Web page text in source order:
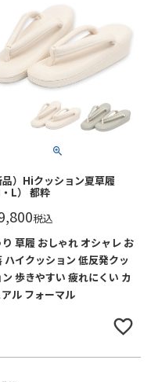
品）Hiクッション夏草履
・L） 都粋
税込
り 草履 おしゃれ オシャレ お
ハイクッション 低反発クッ
歩きやすい 疲れにくい カ
ル フォーマル